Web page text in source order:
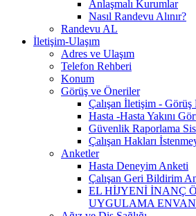
Anlaşmalı Kurumlar
Nasıl Randevu Alınır?
Randevu AL
İletişim-Ulaşım
Adres ve Ulaşım
Telefon Rehberi
Konum
Görüş ve Öneriler
Çalışan İletişim - Görüş
Hasta -Hasta Yakını
Güvenlik Raporlama
Çalışan Hakları
Anketler
Hasta Deneyim Anketi
Çalışan Geri Bildirim
EL HİJYENİ İNANÇ
UYGULAMA